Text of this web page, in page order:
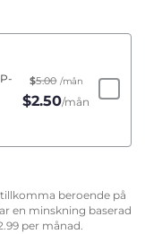
$5.00 /mån
$2.50/mån
beroende på
en minskning baserad
per månad.